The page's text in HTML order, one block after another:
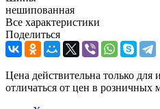
нешипованная
Все характеристики
Поделиться
Цена действительна только для
отличаться от цен в розничных